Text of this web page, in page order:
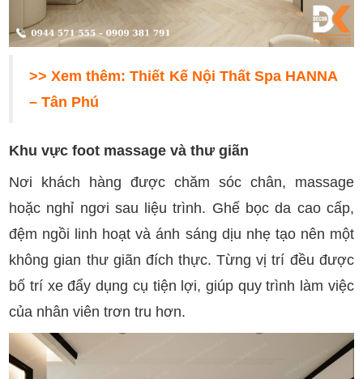
>> Xem thêm:Thiết Kế Nội Thất Spa HANNA
– Tân Phú
Khu vực foot massage và thư giãn
Nơi khách hàng được chăm sóc chân, massage
hoặc nghỉ ngơi sau liệu trình. Ghế bọc da cao cấp,
đệm ngồi linh hoạt và ánh sáng dịu nhẹ tạo nên một
không gian thư giãn đích thực. Từng vị trí đều được
bố trí xe đẩy dụng cụ tiện lợi, giúp quy trình làm việc
của nhân viên trơn tru hơn.